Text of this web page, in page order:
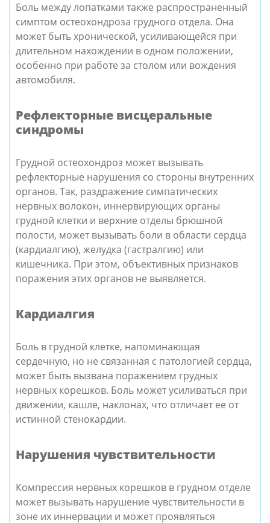
Боль между лопатками также распространенный
симптом остеохондроза грудного отдела. Она
может быть хронической, усиливающейся при
длительном нахождении в одном положении,
особенно при работе за столом или вождения
автомобиля.
Рефлекторные висцеральные
синдромы
Грудной остеохондроз может вызывать
рефлекторные нарушения со стороны внутренних
органов. Так, раздражение симпатических
нервных волокон, иннервирующих органы
грудной клетки и верхние отделы брюшной
полости, может вызывать боли в области сердца
(кардиалгию), желудка (гастралгию) или
кишечника. При этом, объективных признаков
поражения этих органов не выявляется.
Кардиалгия
Боль в грудной клетке, напоминающая
сердечную, но не связанная с патологией сердца,
может быть вызвана поражением грудных
нервных корешков. Боль может усиливаться при
движении, кашле, наклонах, что отличает ее от
истинной стенокардии.
Нарушения чувствительности
Компрессия нервных корешков в грудном отделе
может вызывать нарушение чувствительности в
зоне их иннервации и может проявляться